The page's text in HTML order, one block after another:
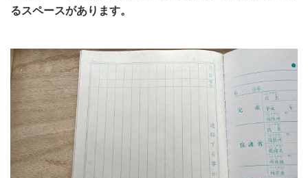
るスペースがあります。